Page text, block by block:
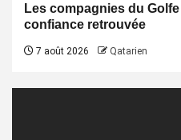
Les compagnies du
confiance retrouvée
7 août 2026 Qatarien